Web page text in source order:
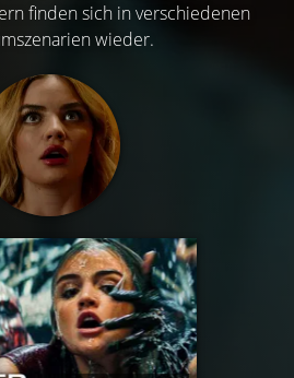
finden sich in verschiedenen
wieder.